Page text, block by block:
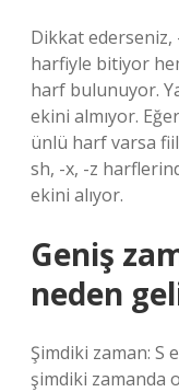
Dikkat
harfiyle bitiyor
harf bulunuyor.
ekini almıyor.
ünlü harf varsa fiil
sh, -x, -z
ekini alıyor.
Geniş
neden
Şimdiki zaman: S
şimdiki zamanda